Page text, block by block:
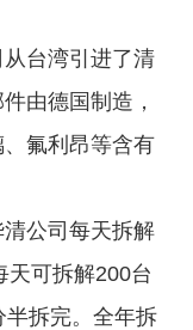
台湾引进了清
由德国制造，
氟利昂等含有
公司每天拆解
天可拆解200台
半拆完。全年拆